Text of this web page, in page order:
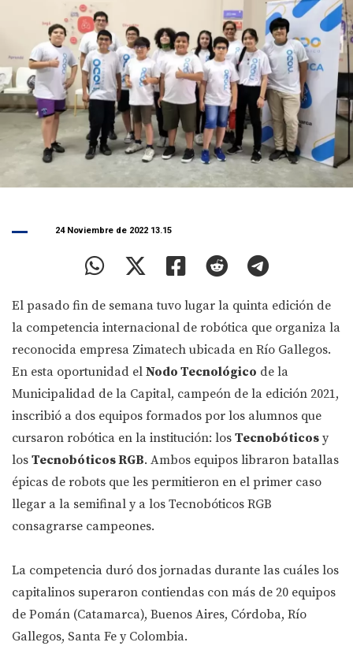
24 Noviembre de 2022 13.15
El pasado fin de semana tuvo lugar la quinta edición de
la competencia internacional de robótica que organiza la
reconocida empresa Zimatech ubicada en Río Gallegos.
En esta oportunidad el Nodo Tecnológico de la
Municipalidad de la Capital, campeón de la edición 2021,
inscribió a dos equipos formados por los alumnos que
cursaron robótica en la institución: los Tecnobóticos y
los Tecnobóticos RGB. Ambos equipos libraron batallas
épicas de robots que les permitieron en el primer caso
llegar a la semifinal y a los Tecnobóticos RGB
consagrarse campeones.
La competencia duró dos jornadas durante las cuáles los
capitalinos superaron contiendas con más de 20 equipos
de Pomán (Catamarca), Buenos Aires, Córdoba, Río
Gallegos, Santa Fe y Colombia.